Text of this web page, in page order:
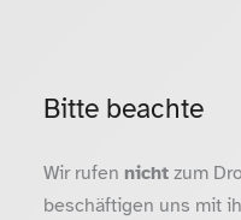
Bitte beachte
Wir rufen nichtzum
beschäftigen uns mit